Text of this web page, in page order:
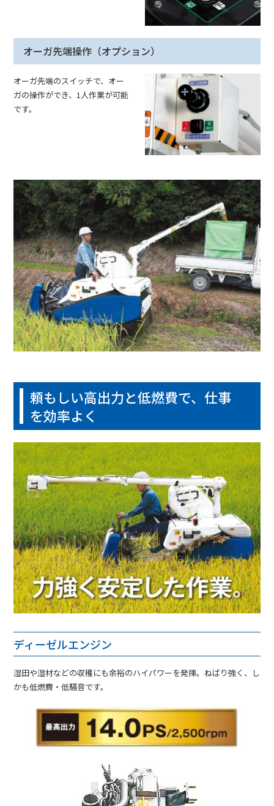
オーガ先端操作（オプション）
オーガ先端のスイッチで、オー
ガの操作ができ、1人作業が可能
です。
頼もしい高出力と低燃費で、仕事
を効率よく
ディーゼルエンジン
湿田や湿材などの収穫にも余裕のハイパワーを発揮。ねばり強く、し
かも低燃費・低騒音です。